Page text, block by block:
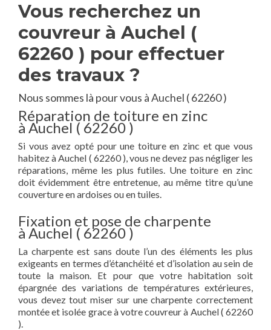
Vous recherchez un
couvreur à Auchel (
62260 ) pour effectuer
des travaux ?
Nous sommes là pour vous à Auchel ( 62260 )
Réparation de toiture en zinc
à Auchel ( 62260 )
Si vous avez opté pour une toiture en zinc et que vous
habitez à Auchel ( 62260 ), vous ne devez pas négliger les
réparations, même les plus futiles. Une toiture en zinc
doit évidemment être entretenue, au même titre qu’une
couverture en ardoises ou en tuiles.
Fixation et pose de charpente
à Auchel ( 62260 )
La charpente est sans doute l’un des éléments les plus
exigeants en termes d’étanchéité et d’isolation au sein de
toute la maison. Et pour que votre habitation soit
épargnée des variations de températures extérieures,
vous devez tout miser sur une charpente correctement
montée et isolée grace à votre couvreur à Auchel ( 62260
).